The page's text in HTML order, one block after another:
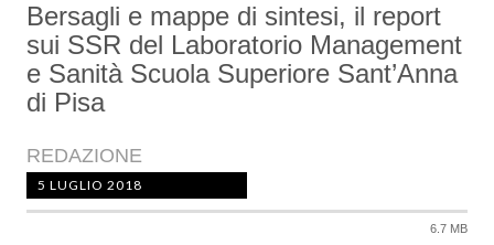
Bersagli e mappe di sintesi, il report
sui SSR del Laboratorio Management
e Sanità Scuola Superiore Sant’Anna
di Pisa
REDAZIONE
5 LUGLIO 2018
6.7 MB